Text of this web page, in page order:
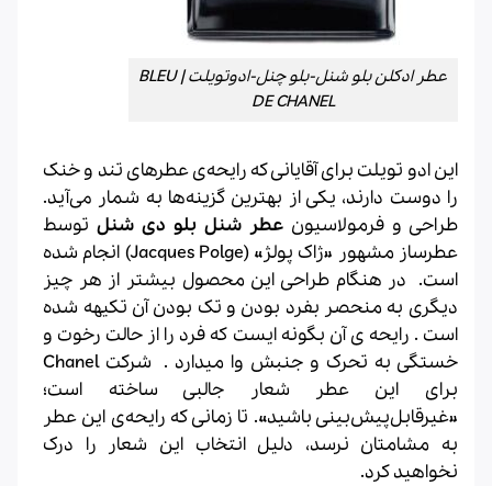
عطر ادکلن بلو شنل-بلو چنل-ادوتویلت | BLEU
DE CHANEL
این ادو تویلت برای آقایانی که رایحه‌ی عطرهای تند و خنک
را دوست دارند، یکی از بهترین گزینه‌ها به شمار می‌آید.
طراحی و فرمولاسیونعطر شنل بلو دی شنلتوسط
عطرساز مشهور «ژاک پولژ» (Jacques Polge) انجام شده
است. در هنگام طراحی این محصول بیشتر از هر چیز
دیگری به منحصر بفرد بودن و تک بودن آن تکیهه شده
است . رایحه ی آن بگونه ایست که فرد را از حالت رخوت و
خستگی به تحرک و جنبش وا میدارد . شرکت Chanel
برای این عطر شعار جالبی ساخته است؛
«غیرقابل‌پیش‌بینی باشید». تا زمانی که رایحه‌ی این عطر
به مشامتان نرسد، دلیل انتخاب این شعار را درک
نخواهید کرد.